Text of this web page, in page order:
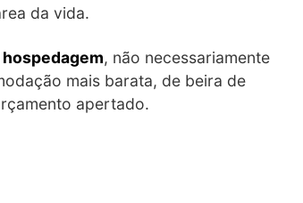
da vida.
, não necessariamente
mais barata, de beira de
apertado.